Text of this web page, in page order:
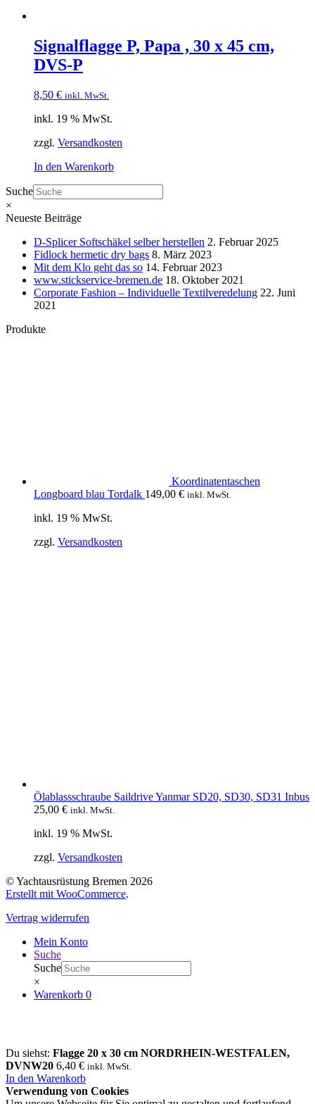
Signalflagge P, Papa , 30 x 45 cm,
DVS-P
8,50 € inkl. MwSt.
inkl. 19 % MwSt.
zzgl. Versandkosten
In den Warenkorb
Suche
×
Neueste Beiträge
D-Splicer Softschäkel selber herstellen 2. Februar 2025
Fidlock hermetic dry bags 8. März 2023
Mit dem Klo geht das so 14. Februar 2023
www.stickservice-bremen.de 18. Oktober 2021
Corporate Fashion – Individuelle Textilveredelung 22. Juni
2021
Produkte
Koordinatentaschen
Longboard blau Tordalk 149,00 € inkl. MwSt.
inkl. 19 % MwSt.
zzgl. Versandkosten
Ölablassschraube Saildrive Yanmar SD20, SD30, SD31 Inbus
25,00 € inkl. MwSt.
inkl. 19 % MwSt.
zzgl. Versandkosten
© Yachtausrüstung Bremen 2026
Erstellt mit WooCommerce.
Vertrag widerrufen
Mein Konto
Suche
Suche
×
Warenkorb 0
Du siehst: Flagge 20 x 30 cm NORDRHEIN-WESTFALEN,
DVNW20 6,40 € inkl. MwSt.
In den Warenkorb
Verwendung von Cookies